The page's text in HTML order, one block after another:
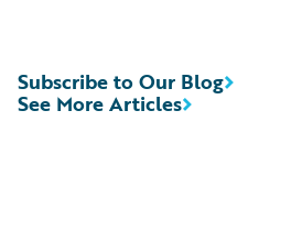
See More Articles
Subscribe to Our Blog